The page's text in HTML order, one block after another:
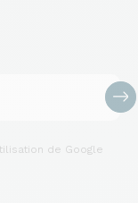
de Google